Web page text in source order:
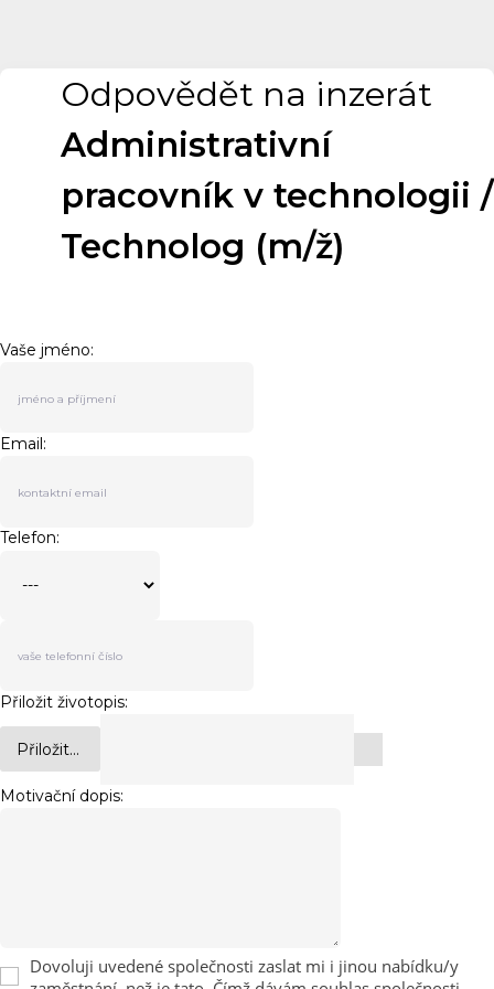
Odpovědět na inzerát
Administrativní
pracovník v technologii /
Technolog (m/ž)
Vaše jméno:
Email:
Telefon:
Přiložit životopis:
Přiložit...
Motivační dopis:
Dovoluji uvedené společnosti zaslat mi i jinou nabídku/y